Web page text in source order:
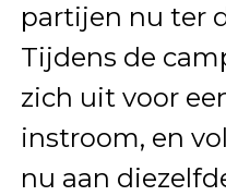
partijen nu ter
Tijdens de
zich uit voor
instroom, en
nu aan